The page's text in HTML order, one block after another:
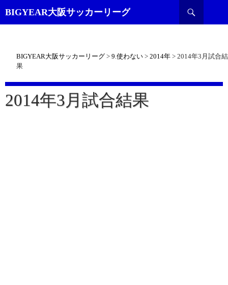
BIGYEAR大阪サッカーリーグ
索
BIGYEAR大阪サッカーリーグ > 9.使わない > 2014年 > 2014年3月試合結
果
2014年3月試合結果